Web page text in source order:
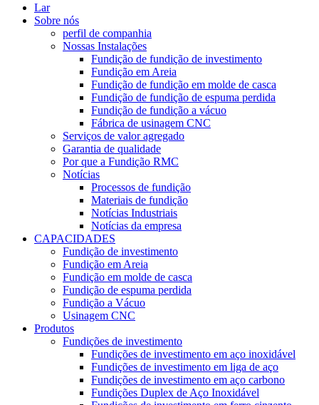
Lar
Sobre nós
perfil de companhia
Nossas Instalações
Fundição de fundição de investimento
Fundição em Areia
Fundição de fundição em molde de casca
Fundição de fundição de espuma perdida
Fundição de fundição a vácuo
Fábrica de usinagem CNC
Serviços de valor agregado
Garantia de qualidade
Por que a Fundição RMC
Notícias
Processos de fundição
Materiais de fundição
Notícias Industriais
Notícias da empresa
CAPACIDADES
Fundição de investimento
Fundição em Areia
Fundição em molde de casca
Fundição de espuma perdida
Fundição a Vácuo
Usinagem CNC
Produtos
Fundições de investimento
Fundições de investimento em aço inoxidável
Fundições de investimento em liga de aço
Fundições de investimento em aço carbono
Fundições Duplex de Aço Inoxidável